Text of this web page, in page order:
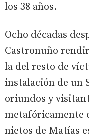
los 38 años.
Ocho décadas
Castronuño
la del resto de
instalación de un
oriundos y
metafóricamente
nietos de Matías